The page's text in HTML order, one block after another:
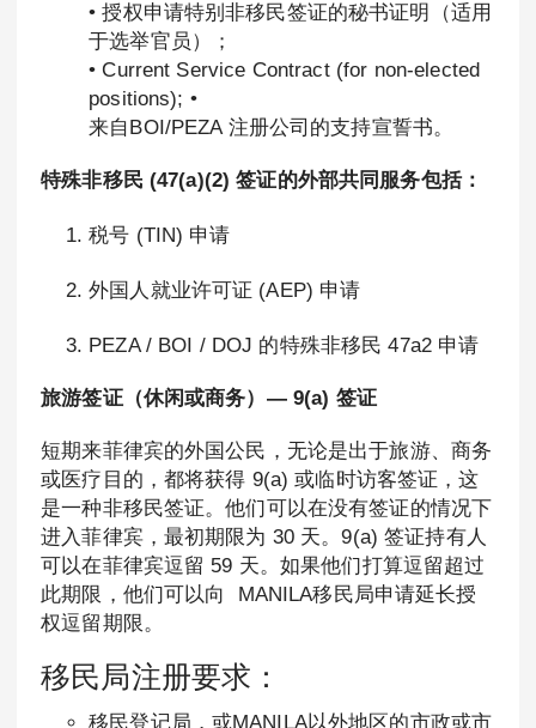
• 授权申请特别非移民签证的秘书证明（适用
于选举官员）；
• Current Service Contract (for non-elected
positions); •
来自BOI/PEZA 注册公司的支持宣誓书。
特殊非移民 (47(a)(2) 签证的外部共同服务包括：
税号 (TIN) 申请
外国人就业许可证 (AEP) 申请
PEZA / BOI / DOJ 的特殊非移民 47a2 申请
旅游签证（休闲或商务）— 9(a) 签证
短期来菲律宾的外国公民，无论是出于旅游、商务
或医疗目的，都将获得 9(a) 或临时访客签证，这
是一种非移民签证。他们可以在没有签证的情况下
进入菲律宾，最初期限为 30 天。9(a) 签证持有人
可以在菲律宾逗留 59 天。如果他们打算逗留超过
此期限，他们可以向 MANILA移民局申请延长授
权逗留期限。
移民局注册要求：
移民登记局，或MANILA以外地区的市政或市